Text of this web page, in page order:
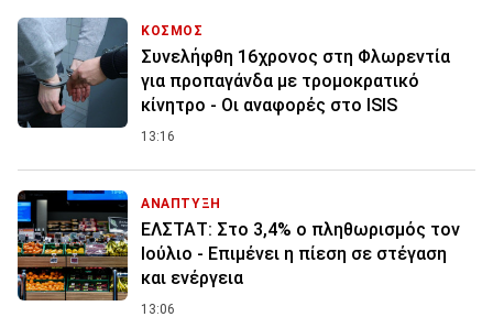
ΚΟΣΜΟΣ
Συνελήφθη 16χρονος στη Φλωρεντία
για προπαγάνδα με τρομοκρατικό
κίνητρο - Οι αναφορές στο ISIS
13:16
ΑΝΑΠΤΥΞΗ
ΕΛΣΤΑΤ: Στο 3,4% ο πληθωρισμός τον
Ιούλιο - Επιμένει η πίεση σε στέγαση
και ενέργεια
13:06